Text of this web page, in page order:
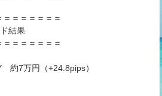
＝＝＝＝＝＝
結果
＝＝＝＝＝＝
約7万円（+24.8pips）